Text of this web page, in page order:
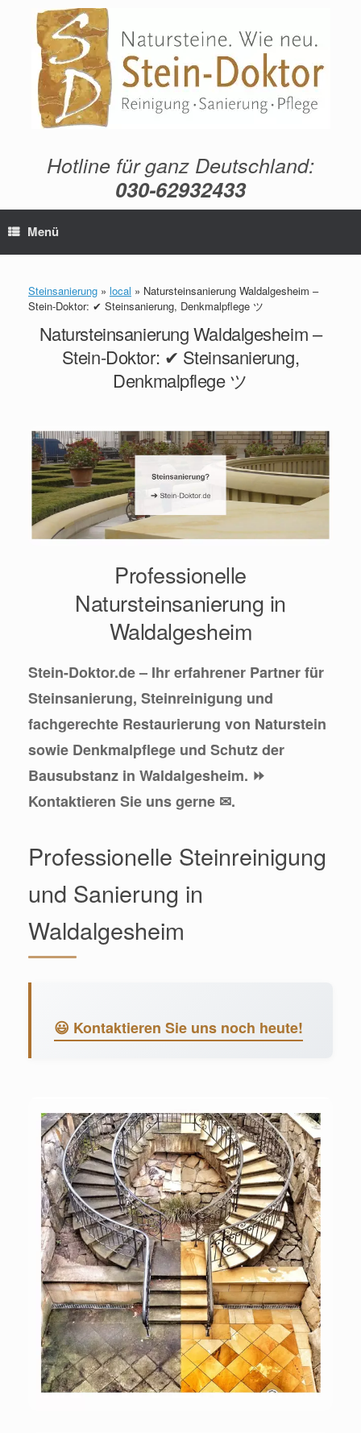
springen
Hotline für ganz Deutschland:
030-62932433
Menü
Steinsanierung » local » Natursteinsanierung Waldalgesheim –
Stein-Doktor: ✔ Steinsanierung, Denkmalpflege ツ
Natursteinsanierung Waldalgesheim –
Stein-Doktor: ✔ Steinsanierung,
Denkmalpflege ツ
Professionelle
Natursteinsanierung in
Waldalgesheim
Stein-Doktor.de – Ihr erfahrener Partner für
Steinsanierung, Steinreinigung und
fachgerechte Restaurierung von Naturstein
sowie Denkmalpflege und Schutz der
Bausubstanz in Waldalgesheim. ⏩
Kontaktieren Sie uns gerne ✉.
Professionelle Steinreinigung
und Sanierung in
Waldalgesheim
😃 Kontaktieren Sie uns noch heute!